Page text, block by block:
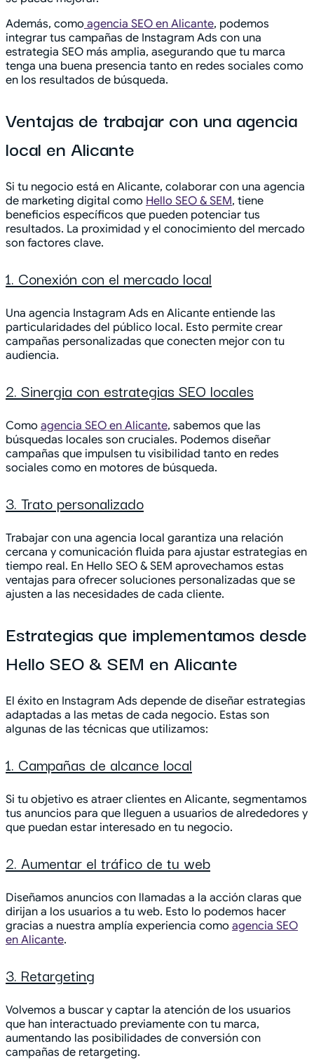
Además, como agencia SEO en Alicante, podemos
integrar tus campañas de Instagram Ads con una
estrategia SEO más amplia, asegurando que tu marca
tenga una buena presencia tanto en redes sociales como
en los resultados de búsqueda.
Ventajas de trabajar con una agencia
local en Alicante
Si tu negocio está en Alicante, colaborar con una agencia
de marketing digital como Hello SEO & SEM, tiene
beneficios específicos que pueden potenciar tus
resultados. La proximidad y el conocimiento del mercado
son factores clave.
1. Conexión con el mercado local
Una agencia Instagram Ads en Alicante entiende las
particularidades del público local. Esto permite crear
campañas personalizadas que conecten mejor con tu
audiencia.
2. Sinergia con estrategias SEO locales
Como agencia SEO en Alicante, sabemos que las
búsquedas locales son cruciales. Podemos diseñar
campañas que impulsen tu visibilidad tanto en redes
sociales como en motores de búsqueda.
3. Trato personalizado
Trabajar con una agencia local garantiza una relación
cercana y comunicación fluida para ajustar estrategias en
tiempo real. En Hello SEO & SEM aprovechamos estas
ventajas para ofrecer soluciones personalizadas que se
ajusten a las necesidades de cada cliente.
Estrategias que implementamos desde
Hello SEO & SEM en Alicante
El éxito en Instagram Ads depende de diseñar estrategias
adaptadas a las metas de cada negocio. Estas son
algunas de las técnicas que utilizamos:
1. Campañas de alcance local
Si tu objetivo es atraer clientes en Alicante, segmentamos
tus anuncios para que lleguen a usuarios de alrededores y
que puedan estar interesado en tu negocio.
2. Aumentar el tráfico de tu web
Diseñamos anuncios con llamadas a la acción claras que
dirijan a los usuarios a tu web. Esto lo podemos hacer
gracias a nuestra amplía experiencia como agencia SEO
en Alicante.
3. Retargeting
Volvemos a buscar y captar la atención de los usuarios
que han interactuado previamente con tu marca,
aumentando las posibilidades de conversión con
campañas de retargeting.